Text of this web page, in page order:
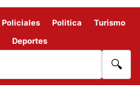
Policiales Politica
Turismo
Deportes
🔍